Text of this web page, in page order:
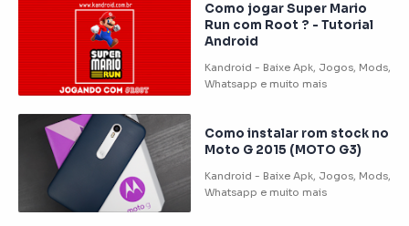
Como jogar Super Mario
Run com Root ? - Tutorial
Android
Como instalar rom stock no
Moto G 2015 (MOTO G3)